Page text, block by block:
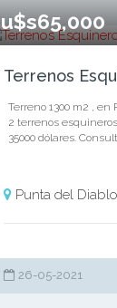
u$s65,000
Terrenos
Terreno 1300 m2 ,
2 terrenos
35000 dólares.
Punta del Diablo
26-05-2021